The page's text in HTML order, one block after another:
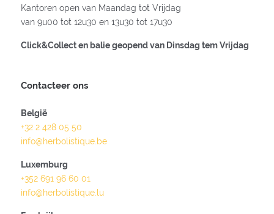
Kantoren open van Maandag tot Vrijdag
van 9u00 tot 12u30 en 13u30 tot 17u30
Click&Collect en balie geopend van Dinsdag tem Vrijdag
Contacteer ons
België
+32 2 428 05 50
info@herbolistique.be
Luxemburg
+352 691 96 60 01
info@herbolistique.lu